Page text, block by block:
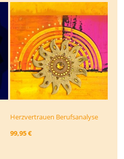
Herzvertrauen Berufsanalyse
99,95 €